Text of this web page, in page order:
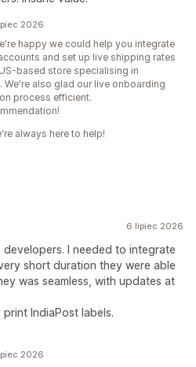
2026
happy we could help you integrate
and set up live shipping rates
based store specialising in
We're also glad our live onboarding
process efficient.
always here to help!
6 lipiec 2026
I needed to integrate
short duration they were able
was seamless, with updates at
IndiaPost labels.
2026